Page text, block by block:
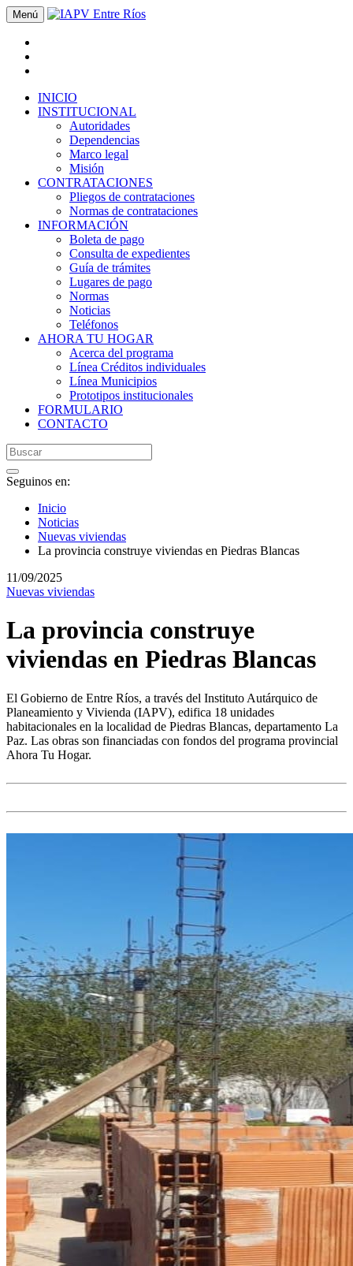
Menú
INICIO
INSTITUCIONAL
Autoridades
Dependencias
Marco legal
Misión
CONTRATACIONES
Pliegos de contrataciones
Normas de contrataciones
INFORMACIÓN
Boleta de pago
Consulta de expedientes
Guía de trámites
Lugares de pago
Normas
Noticias
Teléfonos
AHORA TU HOGAR
Acerca del programa
Línea Créditos individuales
Línea Municipios
Prototipos institucionales
FORMULARIO
CONTACTO
Seguinos en:
Inicio
Noticias
Nuevas viviendas
La provincia construye viviendas en Piedras Blancas
11/09/2025
Nuevas viviendas
La provincia construye
viviendas en Piedras Blancas
El Gobierno de Entre Ríos, a través del Instituto Autárquico de
Planeamiento y Vivienda (IAPV), edifica 18 unidades
habitacionales en la localidad de Piedras Blancas, departamento La
Paz. Las obras son financiadas con fondos del programa provincial
Ahora Tu Hogar.